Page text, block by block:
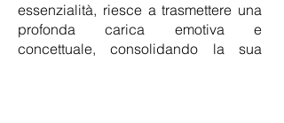
essenzialità, riesce a trasmettere una
profonda carica emotiva e
concettuale, consolidando la sua